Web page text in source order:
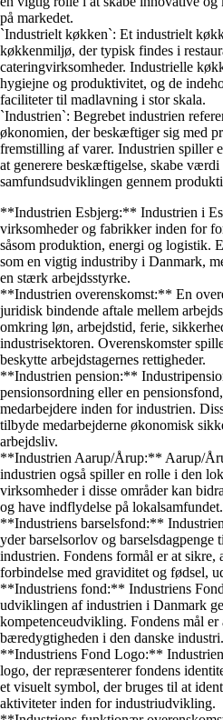
på markedet.
`Industrielt køkken`: Et industrielt
køkkenmiljø, der typisk findes i
cateringvirksomheder. Industrielle
hygiejne og produktivitet, og de
faciliteter til madlavning i stor skala.
`Industrien`: Begrebet industrien
økonomien, der beskæftiger sig med
fremstilling af varer. Industrien spiller
at generere beskæftigelse, skabe
samfundsudviklingen gennem
**Industrien Esbjerg:** Industrien i
virksomheder og fabrikker inden for
såsom produktion, energi og logistik.
som en vigtig industriby i Danmark,
en stærk arbejdsstyrke.
**Industrien overenskomst:** En
juridisk bindende aftale mellem
omkring løn, arbejdstid, ferie,
industrisektoren. Overenskomster
beskytte arbejdstagernes rettigheder.
**Industrien pension:**
pensionsordning eller en
medarbejdere inden for industrien.
tilbyde medarbejderne økonomisk
arbejdsliv.
**Industrien Aarup/Årup:** Aarup/
industrien også spiller en rolle i den
virksomheder i disse områder kan
og have indflydelse på lokalsamfundet.
**Industriens barselsfond:**
yder barselsorlov og barselsdagpenge
industrien. Fondens formål er at sikre,
forbindelse med graviditet og fødsel,
**Industriens fond:** Industriens
udviklingen af industrien i Danmark
kompetenceudvikling. Fondens mål
bæredygtigheden i den danske industri.
**Industriens Fond Logo:**
logo, der repræsenterer fondens
et visuelt symbol, der bruges til at
aktiviteter inden for industriudvikling.